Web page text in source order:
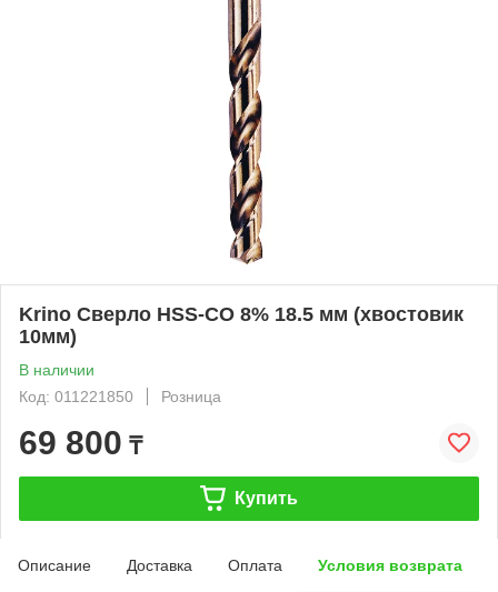
Krino Сверло HSS-CO 8% 18.5 мм (хвостовик
10мм)
В наличии
Код: 011221850
Розница
69 800 ₸
Купить
Описание Доставка Оплата Условия возврата